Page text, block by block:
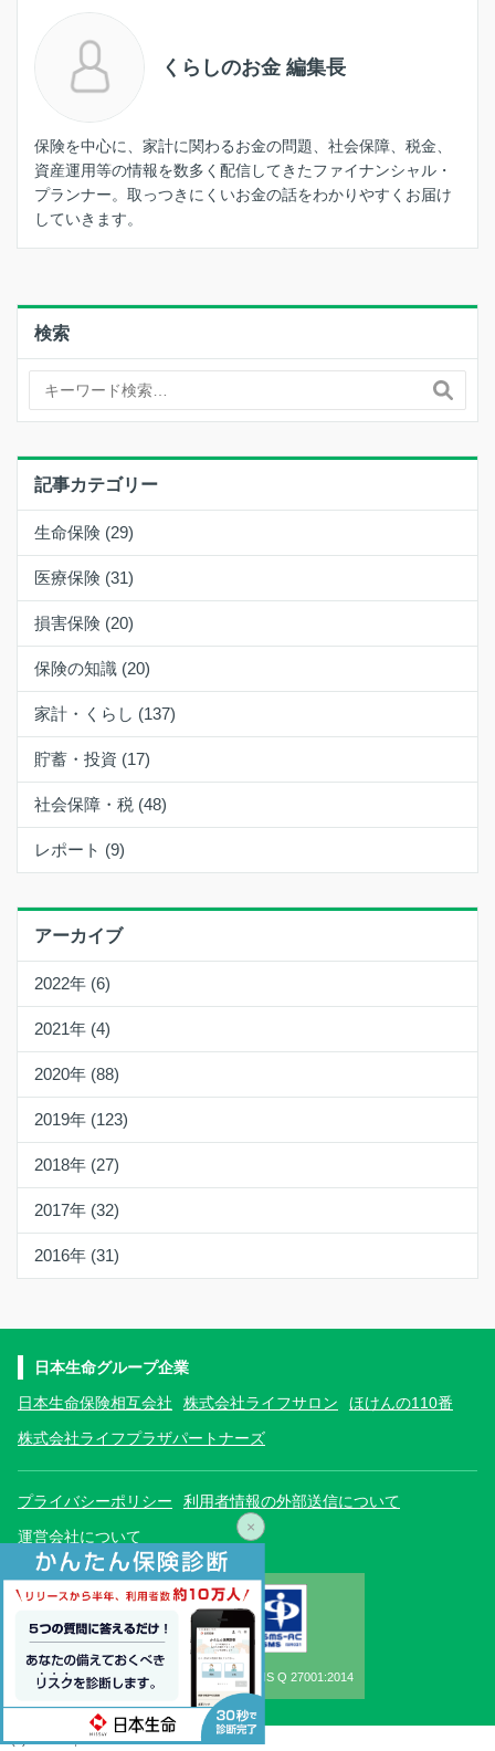
×
くらしのお金 編集長
保険を中心に、家計に関わるお金の問題、社会保障、税金、
資産運用等の情報を数多く配信してきたファイナンシャル・
プランナー。取っつきにくいお金の話をわかりやすくお届け
していきます。
検索
記事カテゴリー
生命保険 (29)
医療保険 (31)
損害保険 (20)
保険の知識 (20)
家計・くらし (137)
貯蓄・投資 (17)
社会保障・税 (48)
レポート (9)
アーカイブ
2022年 (6)
2021年 (4)
2020年 (88)
2019年 (123)
2018年 (27)
2017年 (32)
2016年 (31)
日本生命グループ企業
日本生命保険相互会社
株式会社ライフサロン
ほけんの110番
株式会社ライフプラザパートナーズ
プライバシーポリシー
利用者情報の外部送信について
運営会社について
ISO/IEC27001:2013, JIS Q 27001:2014
(c) LHL Co., Ltd.